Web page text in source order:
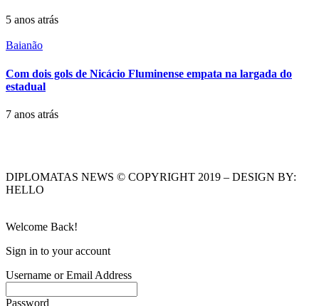
5 anos atrás
Baianão
Com dois gols de Nicácio Fluminense empata na largada do
estadual
7 anos atrás
DIPLOMATAS NEWS © COPYRIGHT 2019 – DESIGN BY:
HELLO
Welcome Back!
Sign in to your account
Username or Email Address
Password